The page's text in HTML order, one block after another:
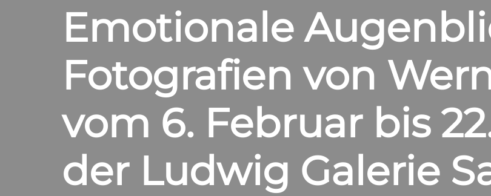
Emotionale
Fotografien von
vom 6. Februar bis
der Ludwig Galerie